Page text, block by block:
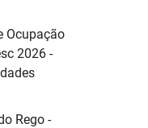
Ocupação
2026 -
Rego -